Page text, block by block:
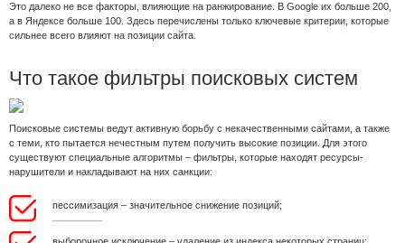
Это далеко не все факторы, влияющие на ранжирование. В Google их больше 200,
а в Яндексе больше 100. Здесь перечислены только ключевые критерии, которые
сильнее всего влияют на позиции сайта.
Что такое фильтры поисковых систем
Поисковые системы ведут активную борьбу с некачественными сайтами, а также
с теми, кто пытается нечестным путем получить высокие позиции. Для этого
существуют специальные алгоритмы – фильтры, которые находят ресурсы-
нарушители и накладывают на них санкции:
пессимизация – значительное снижение позиций;